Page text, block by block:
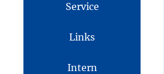
Service
Links
Intern